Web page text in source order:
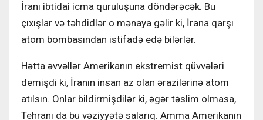
İranı ibtidai icma quruluşuna döndərəcək. Bu
çıxışlar və təhdidlər o mənaya gəlir ki, İrana qarşı
atom bombasından istifadə edə bilərlər.
Hətta əvvəllər Amerikanın ekstremist qüvvələri
demişdi ki, İranın insan az olan ərazilərinə atom
atılsın. Onlar bildirmişdilər ki, əgər təslim olmasa,
Tehranı da bu vəziyyətə salarıq. Amma Amerikanın